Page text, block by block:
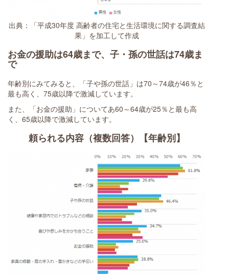
出典：「平成30年度 高齢者の住宅と生活環境に関する調査結
果」を加工して作成
お金の援助は64歳まで、子・孫の世話は74歳ま
で
年齢別にみてみると、「子や孫の世話」は70～74歳が46％と
最も高く、75歳以降で激減しています。
また、「お金の援助」についてあ60～64歳が25％と最も高
く、65歳以降で激減しています。
頼られる内容（複数回答）【年齢別】